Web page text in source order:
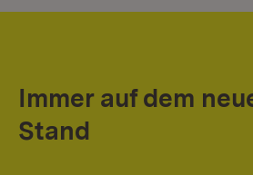
Immer auf dem
Stand